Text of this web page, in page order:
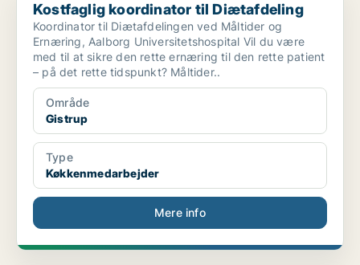
Kostfaglig koordinator til Diætafdeling
Koordinator til Diætafdelingen ved Måltider og
Ernæring, Aalborg Universitetshospital Vil du være
med til at sikre den rette ernæring til den rette patient
– på det rette tidspunkt? Måltider..
Område
Gistrup
Type
Køkkenmedarbejder
Mere info